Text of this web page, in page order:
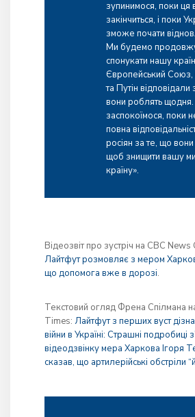
зупинимося, поки ця
закінчиться, і поки
зможе почати
Ми будемо
спонукати нашу
Європейський Союз,
та Путін відповідали
вони роблять
заспокоїмося, поки
повна
росіян за те, що
щоб знищити вашу
країну».
Відеозвіт про зустріч на CBC News
Лайтфут розмовляє з мером
що допомога вже в дорозі.
Текстовий огляд Френа Спілмана
Times: Лайтфут з перших вуст
війни в Україні: Страшні подробиці
відеодзвінку мера Харкова Ігоря
сказав, що артилерійські обстріли